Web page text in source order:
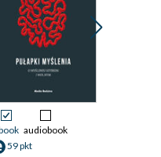
audiobook
59 pkt